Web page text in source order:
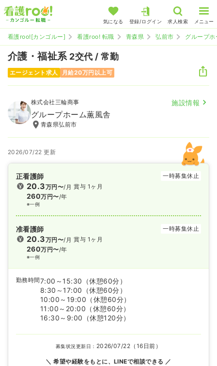
気になる 登録/ログイン 求人検索 メニュー
看護roo![カンゴルー] 看護roo! 転職 青森県 弘前市 グループ
介護・福祉系 2交代 / 常勤
エージェント求人 月給20万円以上可
株式会社三輪商事 施設情報
グループホーム薫風舎
青森県弘前市
2026/07/22 更新
正看護師 一時募集休止
20.3万円〜/月
260万円〜/年
※一例
賞与 1ヶ月
准看護師 一時募集休止
20.3万円〜/月
260万円〜/年
※一例
賞与 1ヶ月
勤務時間7:00～15:30
（休憩60分）
8:30～17:00
（休憩60分）
10:00～19:00 （休憩60分）
11:00～20:00 （休憩60分）
16:30～9:00
（休憩120分）
募集状況更新日： 2026/07/22（16日前）
希望や経験をもとに、LINEで相談できる